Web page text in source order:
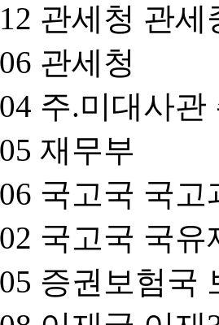
관세청 관
관세청
주.미대사관
재무부
국고국 국고
국고국 국
증권보험국